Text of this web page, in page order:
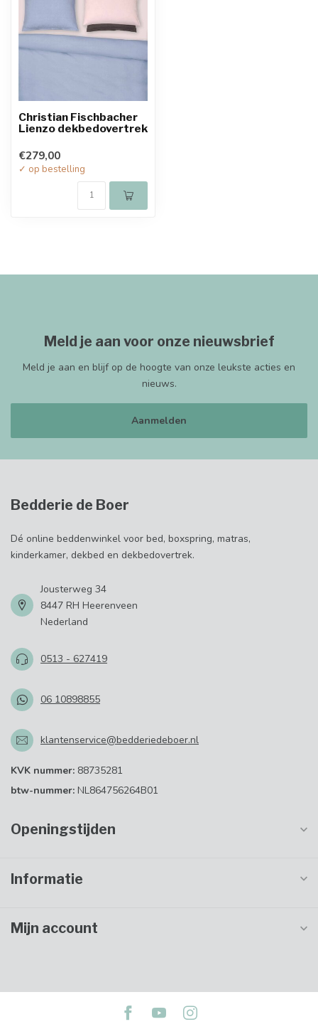
Christian Fischbacher
Lienzo dekbedovertrek
€279,00
✓ op bestelling
Meld je aan voor onze nieuwsbrief
Meld je aan en blijf op de hoogte van onze leukste acties en
nieuws.
Aanmelden
Bedderie de Boer
Dé online beddenwinkel voor bed, boxspring, matras,
kinderkamer, dekbed en dekbedovertrek.
Jousterweg 34
8447 RH Heerenveen
Nederland
0513 - 627419
06 10898855
klantenservice@bedderiedeboer.nl
KVK nummer: 88735281
btw-nummer: NL864756264B01
Openingstijden
Informatie
Mijn account